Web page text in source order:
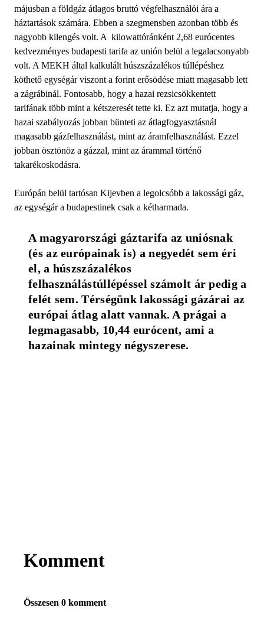
májusban a földgáz átlagos bruttó végfelhasználói ára a
háztartások számára. Ebben a szegmensben azonban több és
nagyobb kilengés volt. A kilowattóránként 2,68 eurócentes
kedvezményes budapesti tarifa az unión belül a legalacsonyabb
volt. A MEKH által kalkulált húszszázalékos túllépéshez
köthető egységár viszont a forint erősödése miatt magasabb lett
a zágrábinál. Fontosabb, hogy a hazai rezsicsökkentett
tarifának több mint a kétszeresét tette ki. Ez azt mutatja, hogy a
hazai szabályozás jobban bünteti az átlagfogyasztásnál
magasabb gázfelhasználást, mint az áramfelhasználást. Ezzel
jobban ösztönöz a gázzal, mint az árammal történő
takarékoskodásra.
Európán belül tartósan Kijevben a legolcsóbb a lakossági gáz,
az egységár a budapestinek csak a kétharmada.
A magyarországi gáztarifa az uniósnak
(és az európainak is) a negyedét sem éri
el, a húszszázalékos
felhasználástúllépéssel számolt ár pedig a
felét sem. Térségünk lakossági gázárai az
európai átlag alatt vannak. A prágai a
legmagasabb, 10,44 eurócent, ami a
hazainak mintegy négyszerese.
Komment
Összesen 0 komment